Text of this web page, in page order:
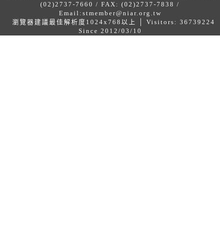
(02)2737-7660 / FAX: (02)2737-7838 /
Email: stmember@niar.org.tw
瀏覽器建議最佳解析度1024x768以上 │ Visitors: 36739224
Since 2012/03/10